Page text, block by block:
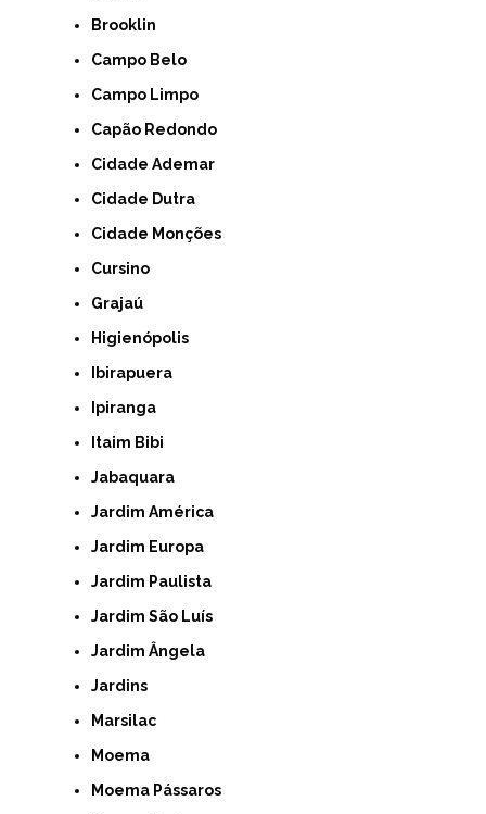
Brooklin
Campo Belo
Campo Limpo
Capão Redondo
Cidade Ademar
Cidade Dutra
Cidade Monções
Cursino
Grajaú
Higienópolis
Ibirapuera
Ipiranga
Itaim Bibi
Jabaquara
Jardim América
Jardim Europa
Jardim Paulista
Jardim São Luís
Jardim Ângela
Jardins
Marsilac
Moema
Moema Pássaros